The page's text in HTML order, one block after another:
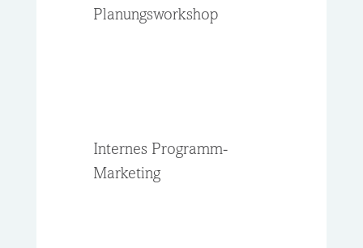
Planungsworkshop
Internes Programm-
Marketing